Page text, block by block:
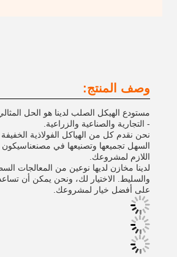
وصف المنتج:
مستودع الهيكل الصلب لدينا هو الحل
- التجارية والصناعية والزراعية.
نحن نقدم كل من الهياكل الفولاذية الخفيفة
السهل تجميعها وتصنيعها في
اللازم لمشروعك.
لدينا مخازن لديها نوعين من المعالجات
والسليط. الاختيار لك، ونحن يمكن أن
على أفضل خيار لمشروعك.